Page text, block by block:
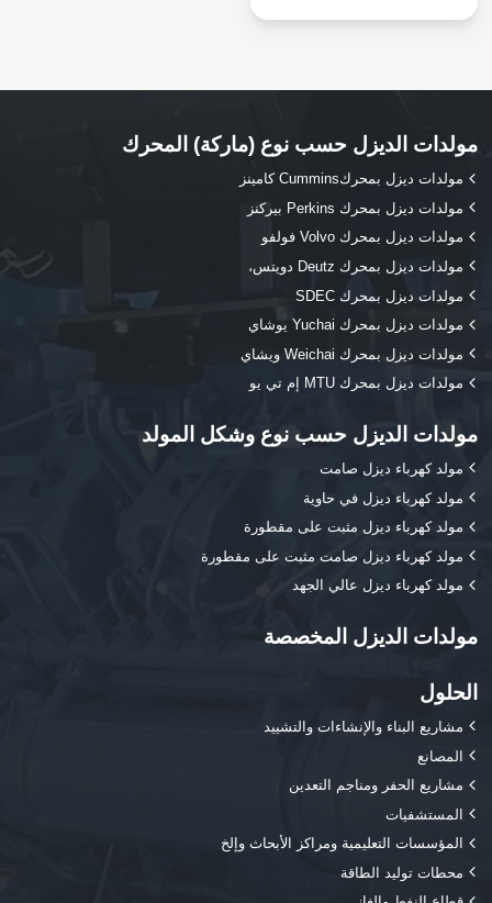
مولدات الديزل حسب نوع (ماركة) المحرك
مولدات ديزل بمحركCummins كامينز
مولدات ديزل بمحرك Perkins بيركنز
مولدات ديزل بمحرك Volvo فولفو
مولدات ديزل بمحرك Deutz دويتس،
مولدات ديزل بمحرك SDEC
مولدات ديزل بمحرك Yuchai يوشاي
مولدات ديزل بمحرك Weichai ويشاي
مولدات ديزل بمحرك MTU إم تي يو
مولدات الديزل حسب نوع وشكل المولد
مولد كهرباء ديزل صامت
مولد كهرباء ديزل في حاوية
مولد كهرباء ديزل مثبت على مقطورة
مولد كهرباء ديزل صامت مثبت على مقطورة
مولد كهرباء ديزل عالي الجهد
مولدات الديزل المخصصة
الحلول
مشاريع البناء والإنشاءات والتشييد
المصانع
مشاريع الحفر ومناجم التعدين
المستشفيات
المؤسسات التعليمية ومراكز الأبحاث وإلخ
محطات توليد الطاقة